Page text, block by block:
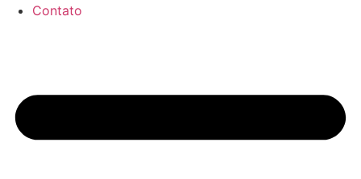
Contato